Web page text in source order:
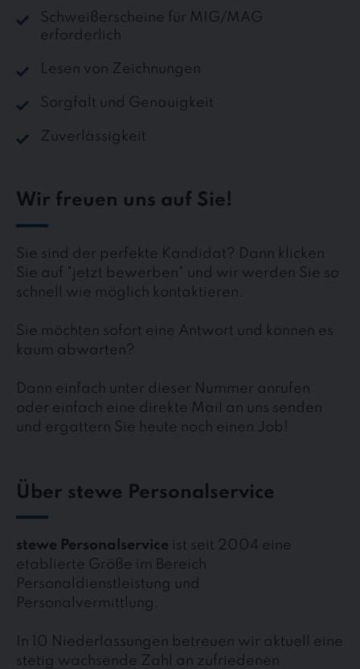
Schweißerscheine für MIG/MAG
erforderlich
Lesen von Zeichnungen
Sorgfalt und Genauigkeit
Zuverlässigkeit
Wir freuen uns auf Sie!
Sie sind der perfekte Kandidat? Dann klicken
Sie auf "jetzt bewerben" und wir werden Sie so
schnell wie möglich kontaktieren.
Sie möchten sofort eine Antwort und können es
kaum abwarten?
Dann einfach unter dieser Nummer anrufen
oder einfach eine direkte Mail an uns senden
und ergattern Sie heute noch einen Job!
Über stewe Personalservice
stewe Personalservice ist seit 2004 eine
etablierte Größe im Bereich
Personaldienstleistung und
Personalvermittlung.
In 10 Niederlassungen betreuen wir aktuell eine
stetig wachsende Zahl an zufriedenen